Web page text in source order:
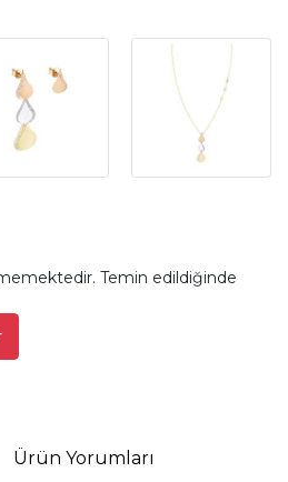
Temin edildiğinde
Ürün Yorumları